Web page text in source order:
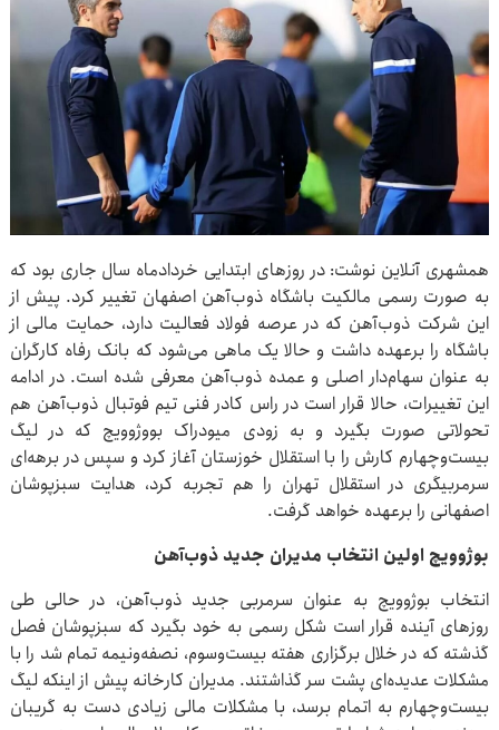
همشهری آنلاین نوشت: در روزهای ابتدایی خردادماه سال جاری بود که
به صورت رسمی مالکیت باشگاه ذوب‌آهن اصفهان تغییر کرد. پیش از
این شرکت ذوب‌آهن که در عرصه فولاد فعالیت دارد، حمایت مالی از
باشگاه را برعهده داشت و حالا یک ماهی می‌شود که بانک رفاه کارگران
به عنوان سهام‌دار اصلی و عمده ذوب‌آهن معرفی شده است. در ادامه
این تغییرات، حالا قرار است در راس کادر فنی تیم فوتبال ذوب‌آهن هم
تحولاتی صورت بگیرد و به زودی میودراک بووژوویچ که در لیگ
بیست‌وچهارم کارش را با استقلال خوزستان آغاز کرد و سپس در برهه‌ای
سرمربیگری در استقلال تهران را هم تجربه کرد، هدایت سبزپوشان
اصفهانی را برعهده خواهد گرفت.
بوژوویچ اولین انتخاب مدیران جدید ذوب‌آهن
انتخاب بوژوویچ به عنوان سرمربی جدید ذوب‌آهن، در حالی طی
روزهای آینده قرار است شکل رسمی به خود بگیرد که سبزپوشان فصل
گذشته که در خلال برگزاری هفته بیست‌وسوم، نصفه‌ونیمه تمام شد را با
مشکلات عدیده‌ای پشت سر گذاشتند. مدیران کارخانه پیش از اینکه لیگ
بیست‌وچهارم به اتمام برسد، با مشکلات مالی زیادی دست به گریبان